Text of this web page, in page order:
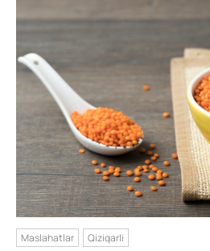
Maslahatlar Qiziqarli